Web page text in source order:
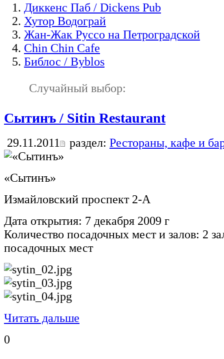
Диккенс Паб / Dickens Pub
Хутор Водограй
Жан-Жак Руссо на Петроградской
Chin Chin Cafe
Библос / Byblos
Случайный выбор:
Сытинъ / Sitin Restaurant
29.11.2011 раздел: Рестораны, кафе и
«Сытинъ»
Измайловский проспект 2-А
Дата открытия: 7 декабря 2009 г
Количество посадочных мест и залов: 2
посадочных мест
Читать дальше
0